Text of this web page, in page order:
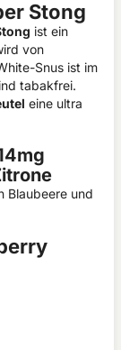
Stong
ist ein
von
Snus ist im
tabakfrei.
eine ultra
Blaubeere und